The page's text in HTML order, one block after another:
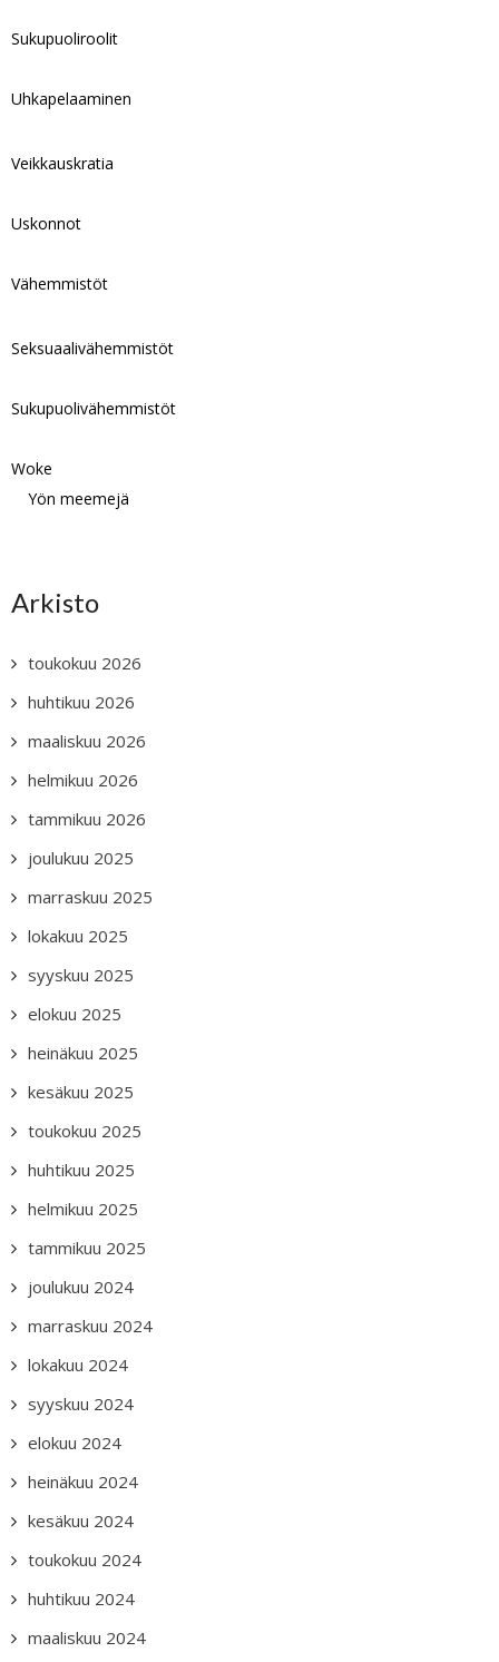
Sukupuoliroolit
Uhkapelaaminen
Veikkauskratia
Uskonnot
Vähemmistöt
Seksuaalivähemmistöt
Sukupuolivähemmistöt
Woke
Yön meemejä
Arkisto
toukokuu 2026
huhtikuu 2026
maaliskuu 2026
helmikuu 2026
tammikuu 2026
joulukuu 2025
marraskuu 2025
lokakuu 2025
syyskuu 2025
elokuu 2025
heinäkuu 2025
kesäkuu 2025
toukokuu 2025
huhtikuu 2025
helmikuu 2025
tammikuu 2025
joulukuu 2024
marraskuu 2024
lokakuu 2024
syyskuu 2024
elokuu 2024
heinäkuu 2024
kesäkuu 2024
toukokuu 2024
huhtikuu 2024
maaliskuu 2024